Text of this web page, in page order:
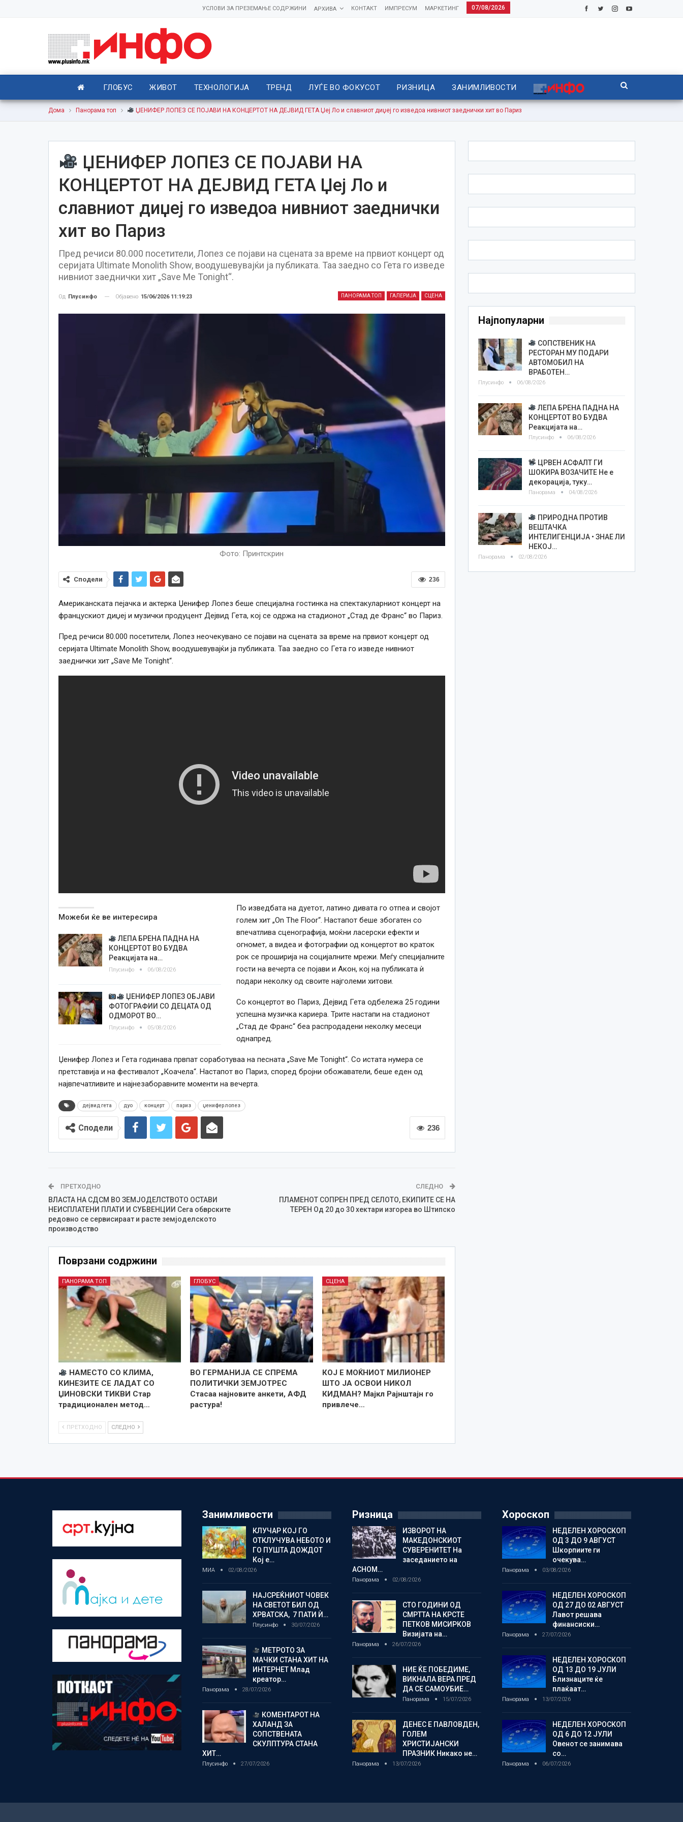
07/08/2026
МАРКЕТИНГ
ИМПРЕСУМ
КОНТАКТ
АРХИВА
УСЛОВИ ЗА ПРЕЗЕМАЊЕ СОДРЖИНИ
ГЛОБУС ЖИВОТ ТЕХНОЛОГИЈА ТРЕНД ЛУЃЕ ВО ФОКУСОТ РИЗНИЦА ЗАНИМЛИВОСТИ
Дома Панорама топ ЏЕНИФЕР ЛОПЕЗ СЕ ПОЈАВИ НА КОНЦЕРТОТ НА ДЕЈВИД ГЕТА Џеј Ло и славниот диџеј го изведоа нивниот заеднички хит во Париз
ЏЕНИФЕР ЛОПЕЗ СЕ ПОЈАВИ НА
КОНЦЕРТОТ НА ДЕЈВИД ГЕТА Џеј Ло и
славниот диџеј го изведоа нивниот заеднички
хит во Париз
Пред речиси 80.000 посетители, Лопез се појави на сцената за време на првиот концерт од
серијата Ultimate Monolith Show, воодушевувајќи ја публиката. Таа заедно со Гета го изведе
нивниот заеднички хит „Save Me Tonight“.
ПАНОРАМА ТОП ГАЛЕРИЈА СЦЕНА
Од Плусинфо Објавено 15/06/2026 11:19:23
Фото: Принтскрин
236
Сподели
Американската пејачка и актерка Џенифер Лопез беше специјална гостинка на спектакуларниот концерт на
францускиот диџеј и музички продуцент Дејвид Гета, кој се одржа на стадионот „Стад де Франс“ во Париз.
Пред речиси 80.000 посетители, Лопез неочекувано се појави на сцената за време на првиот концерт од
серијата Ultimate Monolith Show, воодушевувајќи ја публиката. Таа заедно со Гета го изведе нивниот
заеднички хит „Save Me Tonight“.
Можеби ќе ве интересира
ЛЕПА БРЕНА ПАДНА НА
КОНЦЕРТОТ ВО БУДВА
Реакцијата на…
Плусинфо 06/08/2026
ЏЕНИФЕР ЛОПЕЗ ОБЈАВИ
ФОТОГРАФИИ СО ДЕЦАТА ОД
ОДМОРОТ ВО…
Плусинфо 05/08/2026
По изведбата на дуетот, латино дивата го отпеа и својот
голем хит „On The Floor“. Настапот беше збогатен со
впечатлива сценографија, моќни ласерски ефекти и
огномет, а видеа и фотографии од концертот во краток
рок се проширија на социјалните мрежи. Меѓу специјалните
гости на вечерта се појави и Акон, кој на публиката ѝ
подари неколку од своите најголеми хитови.
Со концертот во Париз, Дејвид Гета одбележа 25 години
успешна музичка кариера. Трите настапи на стадионот
„Стад де Франс“ беа распродадени неколку месеци
однапред.
Џенифер Лопез и Гета годинава првпат соработуваа на песната „Save Me Tonight“. Со истата нумера се
претставија и на фестивалот „Коачела“. Настапот во Париз, според бројни обожаватели, беше еден од
највпечатливите и најнезаборавните моменти на вечерта.
дејвид гета дуо концерт париз џенифер лопез
236
Сподели
ПРЕТХОДНО
ВЛАСТА НА СДСМ ВО ЗЕМЈОДЕЛСТВОТО ОСТАВИ
НЕИСПЛАТЕНИ ПЛАТИ И СУБВЕНЦИИ Сега обврските
редовно се сервисираат и расте земјоделското
производство
СЛЕДНО
ПЛАМЕНОТ СОПРЕН ПРЕД СЕЛОТО, EКИПИТЕ СЕ НА
ТЕРЕН Од 20 до 30 хектари изгореа во Штипско
Поврзани содржини
ПАНОРАМА ТОП
НАМЕСТО СО КЛИМА,
КИНЕЗИТЕ СЕ ЛАДАТ СО
ЏИНОВСКИ ТИКВИ Стар
традиционален метод…
ГЛОБУС
ВО ГЕРМАНИЈА СЕ СПРЕМА
ПОЛИТИЧКИ ЗЕМЈОТРЕС
Стасаа најновите анкети, АФД
растура!
СЦЕНА
КОЈ Е МОЌНИОТ МИЛИОНЕР
ШТО ЈА ОСВОИ НИКОЛ
КИДМАН? Мајкл Рајнштајн го
привлече…
ПРЕТХОДНО СЛЕДНО
Најпопуларни
СОПСТВЕНИК НА
РЕСТОРАН МУ ПОДАРИ
АВТОМОБИЛ НА
ВРАБОТЕН…
Плусинфо 06/08/2026
ЛЕПА БРЕНА ПАДНА НА
КОНЦЕРТОТ ВО БУДВА
Реакцијата на…
Плусинфо 06/08/2026
ЦРВЕН АСФАЛТ ГИ
ШОКИРА ВОЗАЧИТЕ Не е
декорација, туку…
Панорама 04/08/2026
ПРИРОДНА ПРОТИВ
ВЕШТАЧКА
ИНТЕЛИГЕНЦИЈА • ЗНАЕ ЛИ
НЕКОЈ…
Панорама 02/08/2026
Занимливости
КЛУЧАР КОЈ ГО
ОТКЛУЧУВА НЕБОТО И
ГО ПУШТА ДОЖДОТ
Кој е…
МИА 02/08/2026
НАЈСРЕЌНИОТ ЧОВЕК
НА СВЕТОТ БИЛ ОД
ХРВАТСКА, 7 ПАТИ Ѝ…
Плусинфо 30/07/2026
МЕТРОТО ЗА
МАЧКИ СТАНА ХИТ НА
ИНТЕРНЕТ Млад
креатор…
Панорама 28/07/2026
КОМЕНТАРОТ НА
ХАЛАНД ЗА
СОПСТВЕНАТА
СКУЛПТУРА СТАНА
ХИТ…
Плусинфо 27/07/2026
Ризница
ИЗВОРОТ НА
МАКЕДОНСКИОТ
СУВЕРЕНИТЕТ На
заседанието на
АСНОМ…
Панорама 02/08/2026
СТО ГОДИНИ ОД
СМРТТА НА КРСТЕ
ПЕТКОВ МИСИРКОВ
Визијата на…
Панорама 26/07/2026
НИЕ ЌЕ ПОБЕДИМЕ,
ВИКНАЛА ВЕРА ПРЕД
ДА СЕ САМОУБИЕ…
Панорама 15/07/2026
ДЕНЕС Е ПАВЛОВДЕН,
ГОЛЕМ
ХРИСТИЈАНСКИ
ПРАЗНИК Никако не…
Панорама 13/07/2026
Хороскоп
НЕДЕЛЕН ХОРОСКОП
ОД 3 ДО 9 АВГУСТ
Шкорпиите ги
очекува…
Панорама 03/08/2026
НЕДЕЛЕН ХОРОСКОП
ОД 27 ДО 02 АВГУСТ
Лавот решава
финансиски…
Панорама 27/07/2026
НЕДЕЛЕН ХОРОСКОП
ОД 13 ДО 19 ЈУЛИ
Близнаците ќе
плаќаат…
Панорама 13/07/2026
НЕДЕЛЕН ХОРОСКОП
ОД 6 ДО 12 ЈУЛИ
Овенот се занимава
со…
Панорама 06/07/2026